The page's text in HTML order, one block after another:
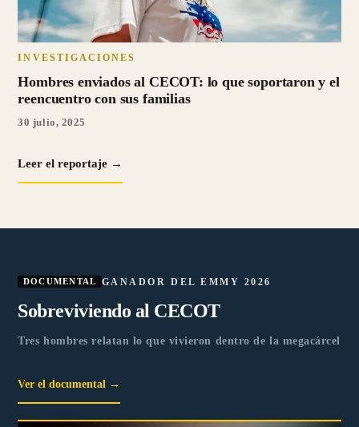
INVESTIGACIONES
Hombres enviados al CECOT: lo que soportaron y el
reencuentro con sus familias
30 julio, 2025
Leer el reportaje →
DOCUMENTAL GANADOR DEL EMMY 2026
Sobreviviendo al CECOT
Tres hombres relatan lo que vivieron dentro de la megacárcel
Ver el documental →